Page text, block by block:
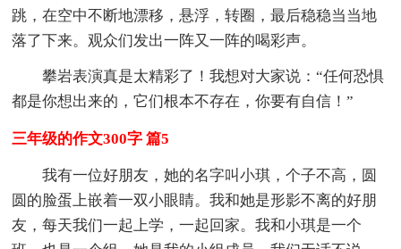
跳，在空中不断地漂移，悬浮，转圈，最后稳稳当当地
落了下来。观众们发出一阵又一阵的喝彩声。
攀岩表演真是太精彩了！我想对大家说：“任何恐惧
都是你想出来的，它们根本不存在，你要有自信！”
三年级的作文300字 篇5
我有一位好朋友，她的名字叫小琪，个子不高，圆
圆的脸蛋上嵌着一双小眼睛。我和她是形影不离的好朋
友，每天我们一起上学，一起回家。我和小琪是一个